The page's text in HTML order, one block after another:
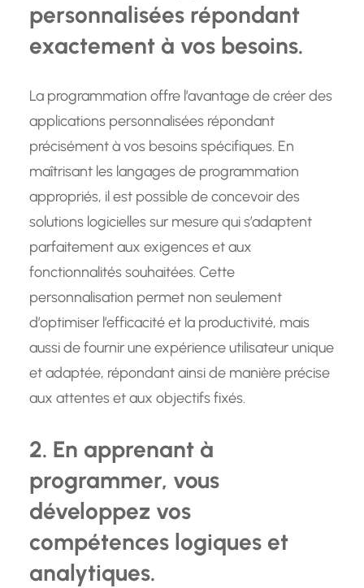
personnalisées répondant
exactement à vos besoins.
La programmation offre l’avantage de créer des
applications personnalisées répondant
précisément à vos besoins spécifiques. En
maîtrisant les langages de programmation
appropriés, il est possible de concevoir des
solutions logicielles sur mesure qui s’adaptent
parfaitement aux exigences et aux
fonctionnalités souhaitées. Cette
personnalisation permet non seulement
d’optimiser l’efficacité et la productivité, mais
aussi de fournir une expérience utilisateur unique
et adaptée, répondant ainsi de manière précise
aux attentes et aux objectifs fixés.
2. En apprenant à
programmer, vous
développez vos
compétences logiques et
analytiques.